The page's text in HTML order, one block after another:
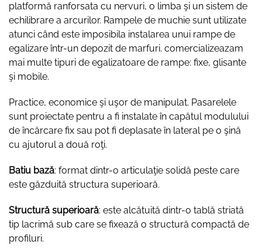
platformă ranforsata cu nervuri, o limba şi un sistem de
echilibrare a arcurilor. Rampele de muchie sunt utilizate
atunci când este imposibila instalarea unui rampe de
egalizare într-un depozit de marfuri. comercializeazam
mai multe tipuri de egalizatoare de rampe: fixe, glisante
şi mobile.
Practice, economice şi uşor de manipulat. Pasarelele
sunt proiectate pentru a fi instalate în capătul modulului
de încărcare fix sau pot fi deplasate în lateral pe o şină
cu ajutorul a două roţi.
Batiu bază: format dintr-o articulaţie solidă peste care
este găzduită structura superioară.
Structură superioară: este alcătuită dintr-o tablă striată
tip lacrimă sub care se fixează o structură compactă de
profiluri.